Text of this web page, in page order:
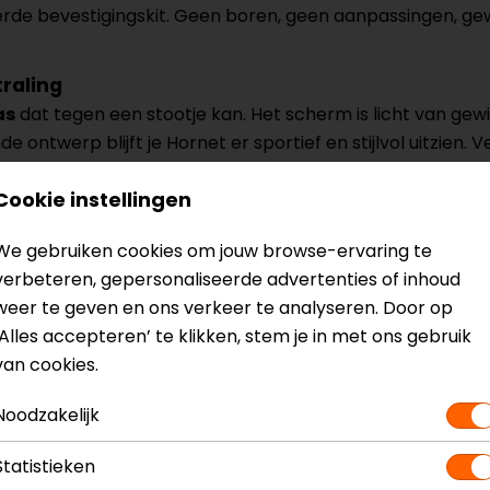
bevestigingskit. Geen boren, geen aanpassingen,
dat tegen een stootje kan. Het scherm is licht van
ontwerp blijft je Hornet er sportief en stijlvol uitzien.
dan contactmet ons op of kom langs in één van
je het product bekijken & passen en staan onze
Windscherm
instellingen
gebruiken cookies om jouw browse-ervaring te
gepersonaliseerde advertenties of inhoud
te geven en ons verkeer te analyseren. Door op
accepteren’ te klikken, stem je in met ons gebruik
cookies.